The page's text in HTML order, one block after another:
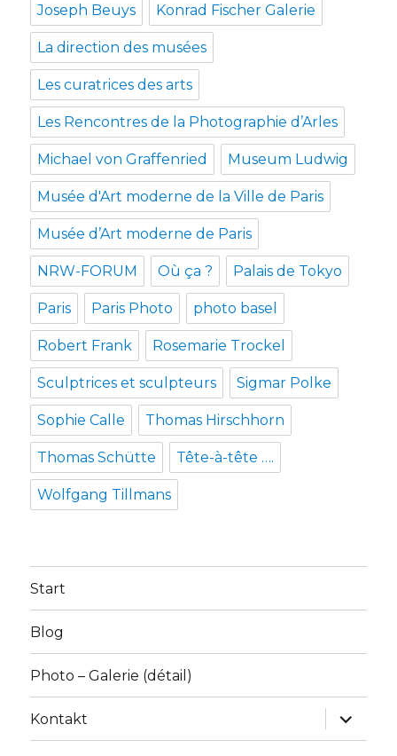
Joseph Beuys Konrad Fischer Galerie
La direction des musées
Les curatrices des arts
Les Rencontres de la Photographie d’Arles
Michael von Graffenried Museum Ludwig
Musée d'Art moderne de la Ville de Paris
Musée d’Art moderne de Paris
NRW-FORUM Où ça ? Palais de Tokyo
Paris Paris Photo photo basel
Robert Frank Rosemarie Trockel
Sculptrices et sculpteurs Sigmar Polke
Sophie Calle Thomas Hirschhorn
Thomas Schütte Tête-à-tête ….
Wolfgang Tillmans
Start
Blog
Photo – Galerie (détail)
Kontakt